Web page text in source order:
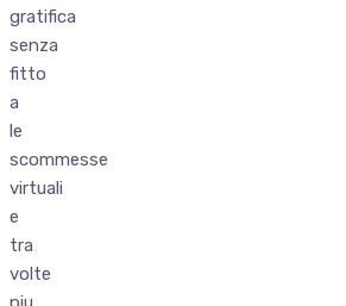
gratifica
senza
fitto
a
le
scommesse
virtuali
e
tra
volte